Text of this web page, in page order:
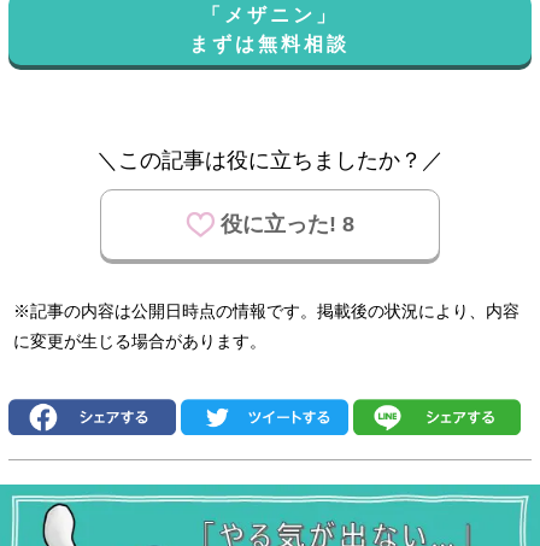
「メザニン」
まずは無料相談
＼この記事は役に立ちましたか？／
役に立った! 8
※記事の内容は公開日時点の情報です。掲載後の状況により、内容
に変更が生じる場合があります。